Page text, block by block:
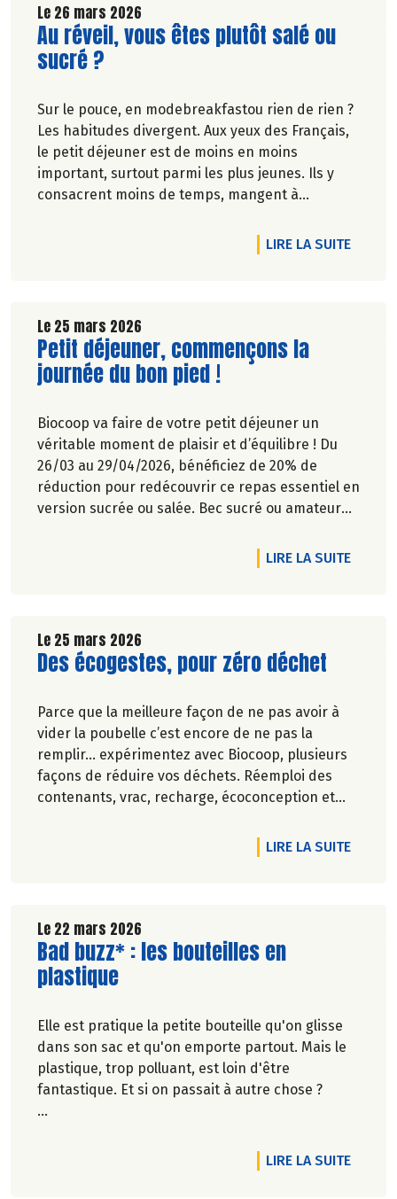
Le 26 mars 2026
Lire la suite de l'article
Au réveil, vous êtes plutôt salé ou
sucré ?
Sur le pouce, en modebreakfastou rien de rien ?
Les habitudes divergent. Aux yeux des Français,
le petit déjeuner est de moins en moins
important, surtout parmi les plus jeunes. Ils y
consacrent moins de temps, mangent à
LIRE LA SUITEDE
Le 25 mars 2026
Lire la suite de l'article
Petit déjeuner, commençons la
journée du bon pied !
Biocoop va faire de votre petit déjeuner un
véritable moment de plaisir et d’équilibre ! Du
26/03 au 29/04/2026, bénéficiez de 20% de
réduction pour redécouvrir ce repas essentiel en
version sucrée ou salée. Bec sucré ou amateur
répondons à toutes les envies et tous les modes
de vie. Du choix, du goût, de la qualité… pour
LIRE LA SUITEDE
Le 25 mars 2026
Lire la suite de l'article
Des écogestes, pour zéro déchet
Parce que la meilleure façon de ne pas avoir à
vider la poubelle c’est encore de ne pas la
remplir… expérimentez avec Biocoop, plusieurs
façons de réduire vos déchets. Réemploi des
contenants, vrac, recharge, écoconception et
les fronts pour réduire vos poubelles !
En avril, plein phare sur 4 produits qui ont dit
LIRE LA SUITEDE
Le 22 mars 2026
Lire la suite de l'article
Bad buzz* : les bouteilles en
plastique
Elle est pratique la petite bouteille qu'on glisse
dans son sac et qu'on emporte partout. Mais le
plastique, trop polluant, est loin d'être
fantastique. Et si on passait à autre chose ?
LIRE LA SUITEDE